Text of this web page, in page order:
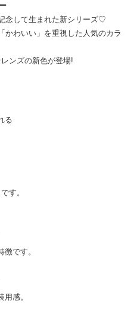
念して生まれた新シリーズ♡
かわいい」を重視した人気のカラ
ンズの新色が登場!
る
す。
です。
感。